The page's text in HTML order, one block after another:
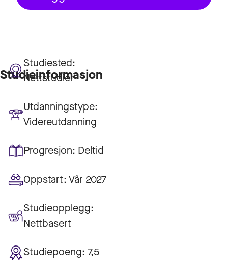
Studieinformasjon
Studiested:
Nettstudier
Utdanningstype:
Videreutdanning
Progresjon: Deltid
Oppstart:Vår 2027
Studieopplegg:
Nettbasert
Studiepoeng: 7,5